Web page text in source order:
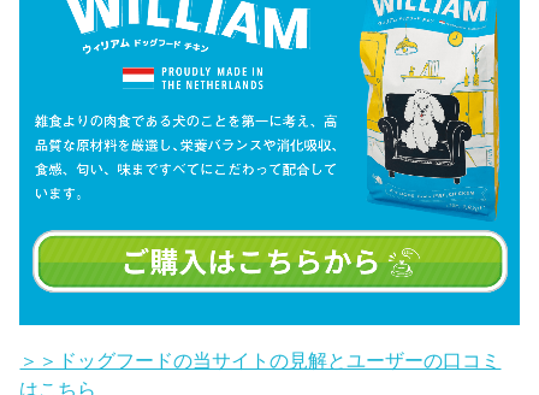
＞＞ドッグフードの当サイトの見解とユーザーの口コミ
はこちら